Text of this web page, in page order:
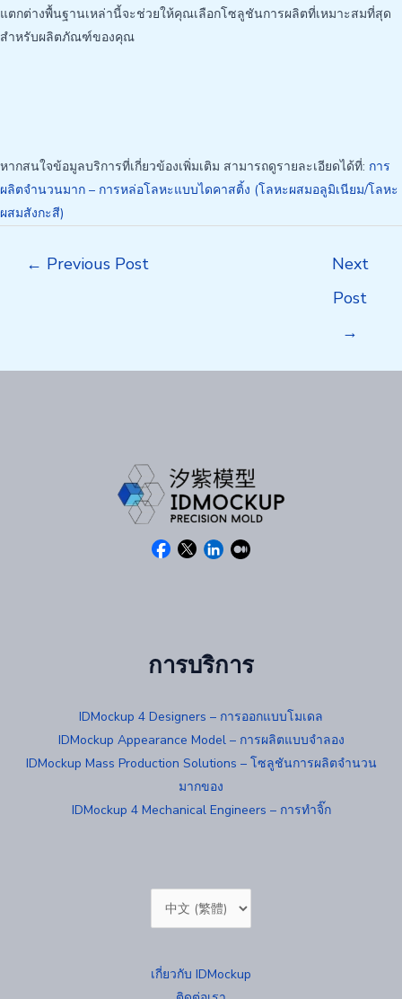
แตกต่างพื้นฐานเหล่านี้จะช่วยให้คุณเลือกโซลูชันการผลิตที่เหมาะสมที่สุด
สำหรับผลิตภัณฑ์ของคุณ
หากสนใจข้อมูลบริการที่เกี่ยวข้องเพิ่มเติม สามารถดูรายละเอียดได้ที่: การ
ผลิตจำนวนมาก – การหล่อโลหะแบบไดคาสติ้ง (โลหะผสมอลูมิเนียม/โลหะ
ผสมสังกะสี)
← Previous Post
Next
Post
→
การบริการ
IDMockup 4 Designers – การออกแบบโมเดล
IDMockup Appearance Model – การผลิตแบบจำลอง
IDMockup Mass Production Solutions – โซลูชันการผลิตจำนวน
มากของ
IDMockup 4 Mechanical Engineers – การทำจิ๊ก
Choose
a
เกี่ยวกับ IDMockup